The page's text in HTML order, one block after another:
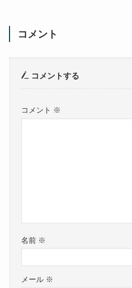
コメント
コメントする
コメント ※
名前 ※
メール ※